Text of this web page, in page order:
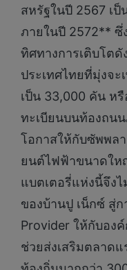
สหรัฐในปี 2567 เ
ภายในปี 2572** ซึ่
ทิศทางการเติบโตดั
ประเทศไทยที่มุ่งจ
เป็น 33,000 คัน ห
ทะเบียนบนท้องถน
โอกาสให้กับซัพพล
ยนต์ไฟฟ้าขนาดให
แบตเตอรี่แห่งนี้จึง
ของบ้านปู เน็กซ์ สู่
Provider ให้กับอง
ช่วยส่งเสริมตลาด